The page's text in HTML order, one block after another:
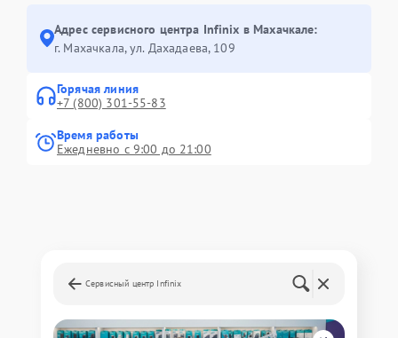
Адрес сервисного центра Infinix в Махачкале:
г. Махачкала, ул. Дахадаева, 109
Горячая линия
+7 (800) 301-55-83
Время работы
Ежедневно с 9:00 до 21:00
Сервисный центр Infinix